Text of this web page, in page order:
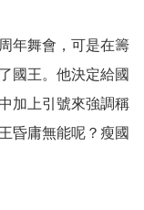
年舞會，可是在籌
國王。他決定給國
加上引號來強調稱
昏庸無能呢？瘦國